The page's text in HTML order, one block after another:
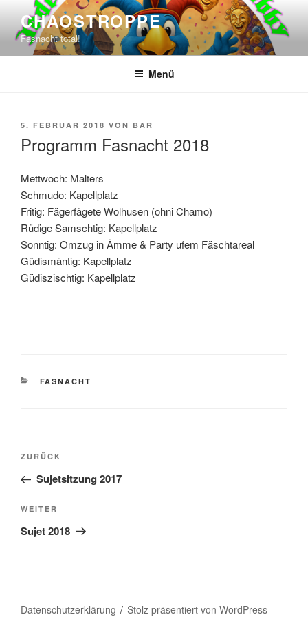
Inhalt
springen
CHAOSTROPPE
Fasnacht total!
Menü
VERÖFFENTLICHT
5. FEBRUAR 2018 VON BAR
Programm Fasnacht 2018
Mettwoch: Malters
Schmudo: Kapellplatz
Fritig: Fägerfägete Wolhusen (ohni Chamo)
Rüdige Samschtig: Kapellplatz
Sonntig: Omzug in Ämme & Party ufem Fäschtareal
Güdismäntig: Kapellplatz
Güdiszischtig: Kapellplatz
KATEGORIEN
FASNACHT
Beitragsnavigation
Vorheriger
Beitrag
ZURÜCK
Sujetsitzung 2017
Nächster
Beitrag
WEITER
Sujet 2018
Datenschutzerklärung Stolz präsentiert von WordPress